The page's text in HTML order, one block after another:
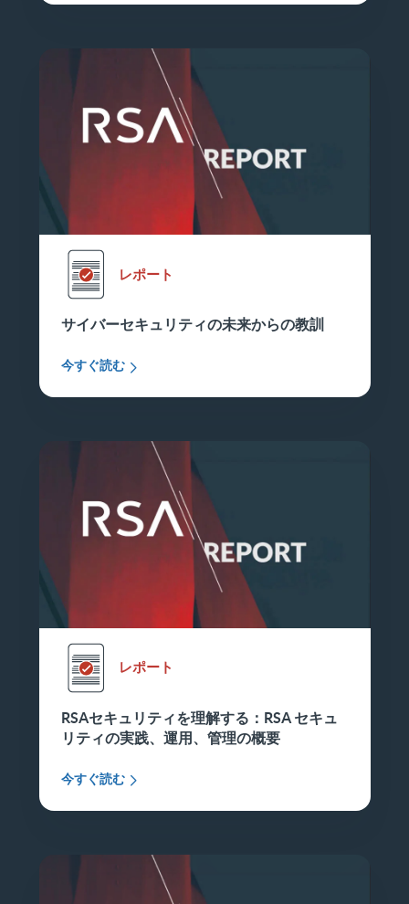
レポート
サイバーセキュリティの未来からの教訓
今すぐ読む
レポート
RSAセキュリティを理解する：RSA セキュ
リティの実践、運用、管理の概要
今すぐ読む